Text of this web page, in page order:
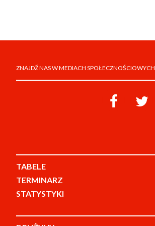
ZNAJDŹ NAS W MEDIACH SPOŁECZNOŚCIOWYCH
TABELE
TERMINARZ
STATYSTYKI